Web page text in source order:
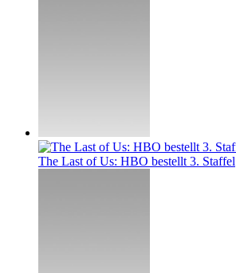
The Last of Us: HBO bestellt 3. Staffel